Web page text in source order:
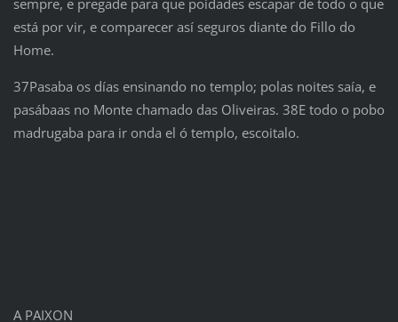
sempre, e pregade para que poidades escapar de todo o que
está por vir, e comparecer así seguros diante do Fillo do
Home.
37Pasaba os días ensinando no templo; polas noites saía, e
pasábaas no Monte chamado das Oliveiras. 38E todo o pobo
madrugaba para ir onda el ó templo, escoitalo.
A PAIXON